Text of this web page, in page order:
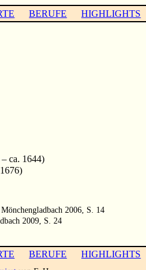
BERUFE HIGHLIGHTS
ca. 1644)
2006, S. 14
2009, S. 24
BERUFE HIGHLIGHTS